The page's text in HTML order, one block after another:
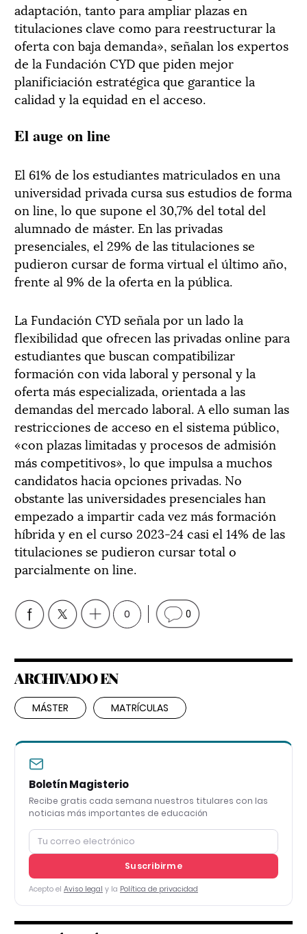
adaptación, tanto para ampliar plazas en
titulaciones clave como para reestructurar la
oferta con baja demanda», señalan los expertos
de la Fundación CYD que piden mejor
planificiación estratégica que garantice la
calidad y la equidad en el acceso.
El auge on line
El 61% de los estudiantes matriculados en una
universidad privada cursa sus estudios de forma
on line, lo que supone el 30,7% del total del
alumnado de máster. En las privadas
presenciales, el 29% de las titulaciones se
pudieron cursar de forma virtual el último año,
frente al 9% de la oferta en la pública.
La Fundación CYD señala por un lado la
flexibilidad que ofrecen las privadas online para
estudiantes que buscan compatibilizar
formación con vida laboral y personal y la
oferta más especializada, orientada a las
demandas del mercado laboral. A ello suman las
restricciones de acceso en el sistema público,
«con plazas limitadas y procesos de admisión
más competitivos», lo que impulsa a muchos
candidatos hacia opciones privadas. No
obstante las universidades presenciales han
empezado a impartir cada vez más formación
híbrida y en el curso 2023-24 casi el 14% de las
titulaciones se pudieron cursar total o
parcialmente on line.
0 0
ARCHIVADO EN
MÁSTER MATRÍCULAS
Boletín Magisterio
Recibe gratis cada semana nuestros titulares con las
noticias más importantes de educación
Suscribirme
Acepto el Aviso legal y la Política de privacidad